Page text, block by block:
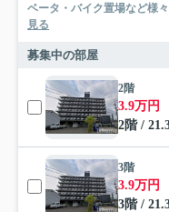
ベータ・バイク置場など様
見る
募集中の部屋
2階
3.9万円
2階 /
3階
3.9万円
3階 /